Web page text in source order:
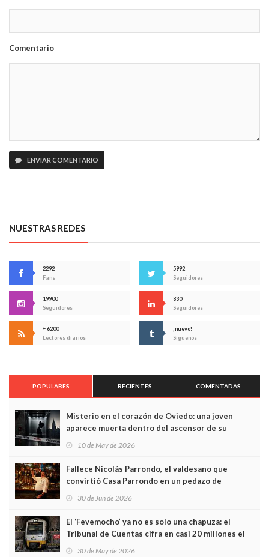
Comentario
ENVIAR COMENTARIO
NUESTRAS REDES
2292
Fans
5992
Seguidores
19900
Seguidores
830
Seguidores
+ 6200
Lectores diarios
¡nuevo!
Síguenos
POPULARES RECIENTES COMENTADAS
Misterio en el corazón de Oviedo: una joven
aparece muerta dentro del ascensor de su
edificio y las cámaras captan sus últimos minutos
10 de May de 2026
Fallece Nicolás Parrondo, el valdesano que
convirtió Casa Parrondo en un pedazo de
Asturias en Madrid
30 de Jun de 2026
El ‘Fevemocho’ ya no es solo una chapuza: el
Tribunal de Cuentas cifra en casi 20 millones el
sobrecoste de los trenes que no cabían por los
30 de May de 2026